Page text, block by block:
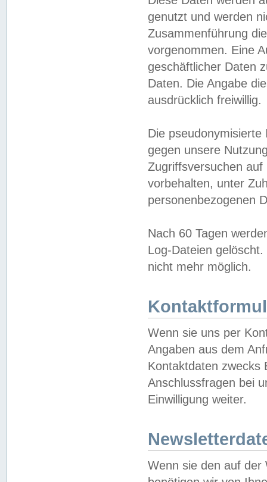
genutzt und werden
Zusammenführung
vorgenommen. Eine
geschäftlicher Daten
Daten. Die Angabe
ausdrücklich freiwillig.
Die
gegen unsere
Zugriffsversuchen
vorbehalten, unter
personenbezogenen
Nach 60 Tagen
Log-Dateien
nicht mehr möglich.
Wenn sie uns per
Angaben aus dem
Kontaktdaten zwecks
Anschlussfragen bei
Einwilligung weiter.
Wenn sie den auf der